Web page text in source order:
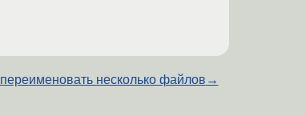
переименовать несколько файлов →